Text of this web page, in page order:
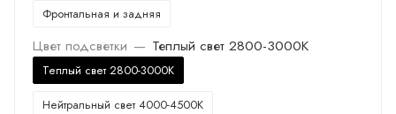
Фронтальная и задняя
Цвет подсветки — Теплый свет 2800-3000K
Теплый свет 2800-3000K
Нейтральный свет 4000-4500K